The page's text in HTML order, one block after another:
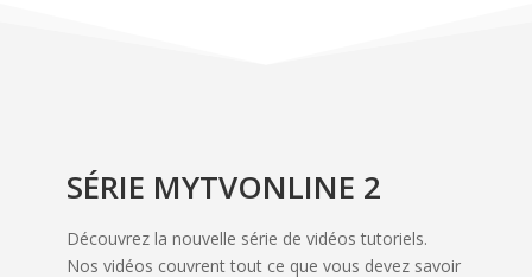
SÉRIE MYTVONLINE 2
Découvrez la nouvelle série de vidéos tutoriels.
Nos vidéos couvrent tout ce que vous devez savoir